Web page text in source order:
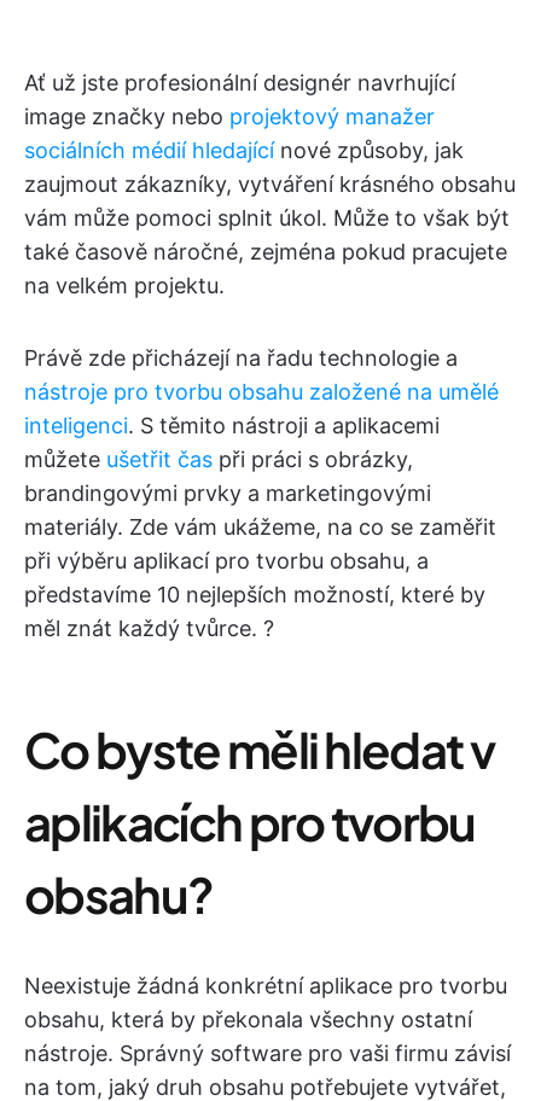
Ať už jste profesionální designér navrhující
image značky nebo projektový manažer
sociálních médií hledající nové způsoby, jak
zaujmout zákazníky, vytváření krásného obsahu
vám může pomoci splnit úkol. Může to však být
také časově náročné, zejména pokud pracujete
na velkém projektu.
Právě zde přicházejí na řadu technologie a
nástroje pro tvorbu obsahu založené na umělé
inteligenci. S těmito nástroji a aplikacemi
můžete ušetřit čas při práci s obrázky,
brandingovými prvky a marketingovými
materiály. Zde vám ukážeme, na co se zaměřit
při výběru aplikací pro tvorbu obsahu, a
představíme 10 nejlepších možností, které by
měl znát každý tvůrce. ?
Co byste měli hledat v
aplikacích pro tvorbu
obsahu?
Neexistuje žádná konkrétní aplikace pro tvorbu
obsahu, která by překonala všechny ostatní
nástroje. Správný software pro vaši firmu závisí
na tom, jaký druh obsahu potřebujete vytvářet,